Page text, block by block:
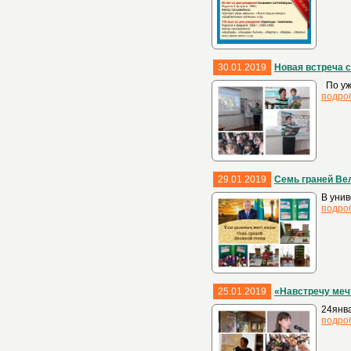
30.01.2019
Новая встреча
По
29.01.2019
Семь граней
В
25.01.2019
«Навстречу